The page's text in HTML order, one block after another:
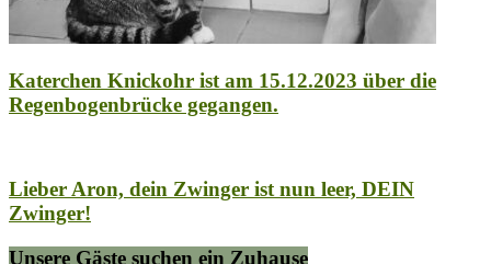
Katerchen Knickohr ist am 15.12.2023 über die
Regenbogenbrücke gegangen.
Lieber Aron, dein Zwinger ist nun leer, DEIN
Zwinger!
Unsere Gäste suchen ein Zuhause